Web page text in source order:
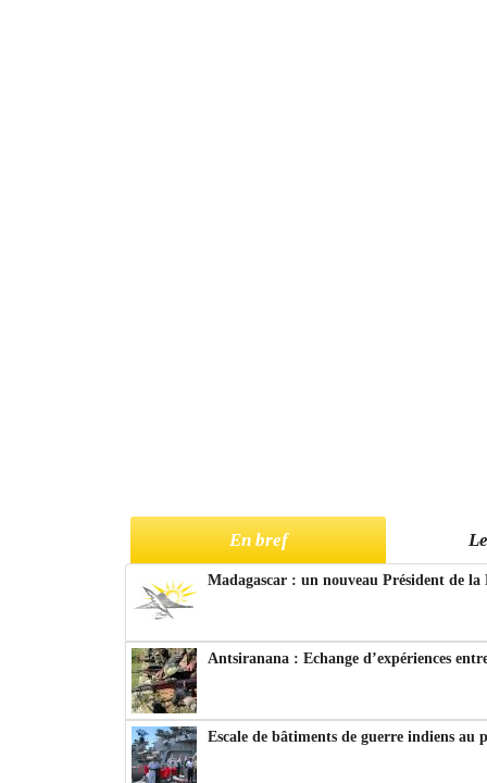
En bref
Madagascar : un nouveau Président de
Antsiranana : Echange d’expériences
Escale de bâtiments de guerre indiens au